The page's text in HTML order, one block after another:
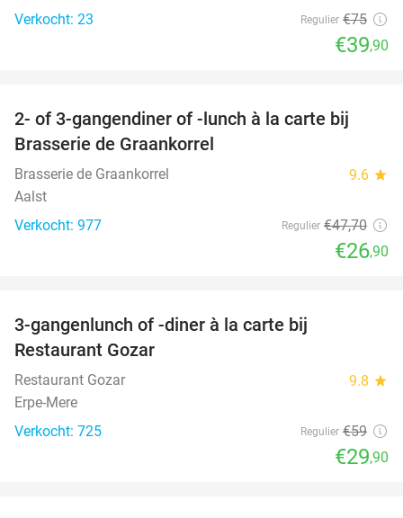
Verkocht: 23
Regulier €75
€39,90
44%
2- of 3-gangendiner of -lunch à la carte bij
Brasserie de Graankorrel
Brasserie de Graankorrel 9.6 star
Aalst
Verkocht: 977
Regulier €47,70
€26,90
3-gangenlunch of -diner à la carte bij
Restaurant Gozar
Restaurant Gozar 9.8 star
Erpe-Mere
Verkocht: 725
Regulier €59
€29,90